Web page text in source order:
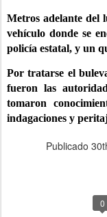
Metros adelante del
vehículo donde se
policía estatal, y un
Por tratarse el
fueron las
tomaron
indagaciones y
Publicado
0